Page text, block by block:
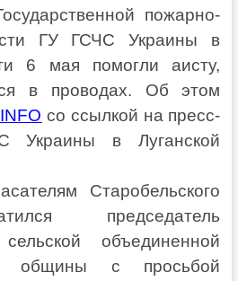
пожарно-
ГУ ГСЧС Украины в
6 мая помогли аисту,
в проводах. Об этом
со ссылкой на пресс-
Украины в Луганской
Старобельского
председатель
объединенной
общины с просьбой